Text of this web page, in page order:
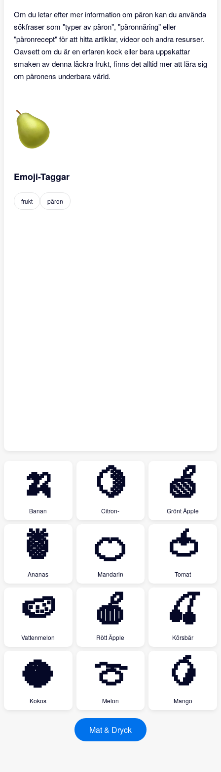
Om du letar efter mer information om päron kan du använda
sökfraser som "typer av päron", "päronnäring" eller
"päronrecept" för att hitta artiklar, videor och andra resurser.
Oavsett om du är en erfaren kock eller bara uppskattar
smaken av denna läckra frukt, finns det alltid mer att lära sig
om päronens underbara värld.
Emoji-Taggar
frukt päron
🍌
Banan
🍋
Citron-
🍏
Grönt Äpple
🍍
Ananas
🍊
Mandarin
🍅
Tomat
🍉
Vattenmelon
🍎
Rött Äpple
🍒
Körsbär
🥥
Kokos
🍈
Melon
🥭
Mango
Mat & Dryck